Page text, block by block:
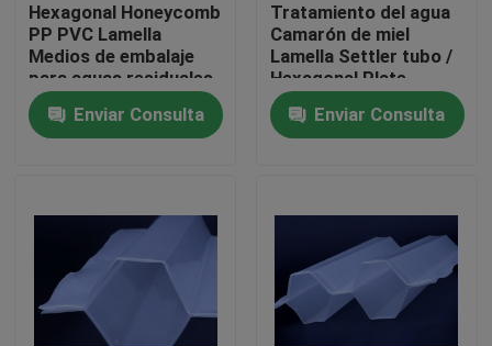
Hogar
Sobre nosotros
Viaje de la fábrica
Hexagonal Honeycomb
PP PVC Lamella
Medios de embalaje
para aguas residuales
Enviar Consulta
Tratamiento del agua
Camarón de miel
Lamella Settler tubo /
Hexagonal Plate
Settlers Tratamiento
del aguaEnviar Consulta